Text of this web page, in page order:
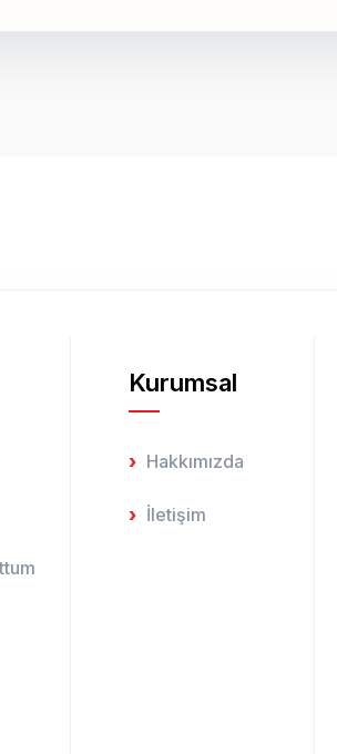
Kurumsal
Hakkımızda
İletişim